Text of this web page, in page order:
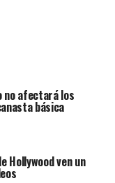
no afectará los
básica
Hollywood ven un